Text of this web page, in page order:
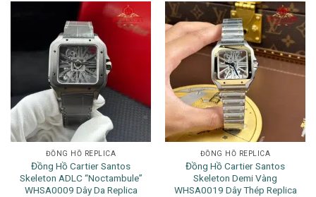
ĐỒNG HỒ REPLICA
Đồng Hồ Cartier Santos
Skeleton ADLC “Noctambule”
WHSA0009 Dây Da Replica
ĐỒNG HỒ REPLICA
Đồng Hồ Cartier Santos
Skeleton Demi Vàng
WHSA0019 Dây Thép Replica